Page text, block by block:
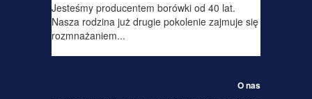
Jesteśmy producentem borówki od 40 lat.
Nasza rodzina już drugie pokolenie zajmuje się
rozmnażaniem...
O nas